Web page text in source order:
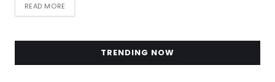
READ MORE
TRENDING NOW